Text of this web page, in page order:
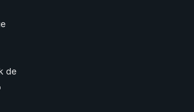
de